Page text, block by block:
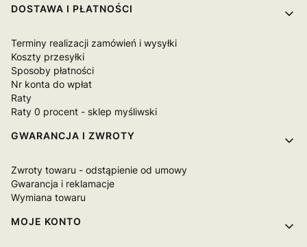
Linki w stopce
DOSTAWA I PŁATNOŚCI
Terminy realizacji zamówień i wysyłki
Koszty przesyłki
Sposoby płatności
Nr konta do wpłat
Raty
Raty 0 procent - sklep myśliwski
GWARANCJA I ZWROTY
Zwroty towaru - odstąpienie od umowy
Gwarancja i reklamacje
Wymiana towaru
MOJE KONTO